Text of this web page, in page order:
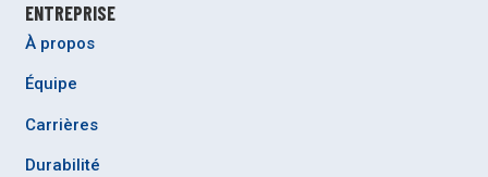
ENTREPRISE
À propos
Équipe
Carrières
Durabilité